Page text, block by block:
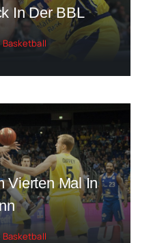
In Der BBL
Basketball
Vierten Mal In
Basketball